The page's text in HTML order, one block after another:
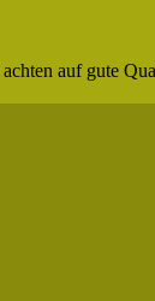
auf gute